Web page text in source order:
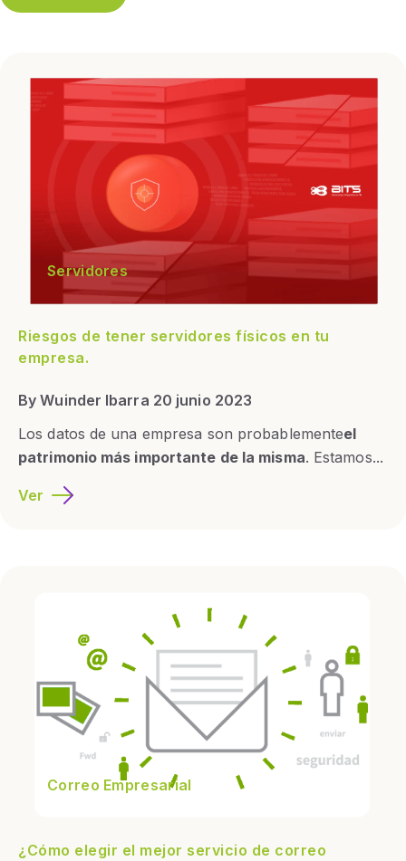
Servidores
Riesgos de tener servidores físicos en tu
empresa.
By Wuinder Ibarra 20 junio 2023
Los datos de una empresa son probablementeel
patrimonio más importante de la misma. Estamos...
Ver
Correo Empresarial
¿Cómo elegir el mejor servicio de correo